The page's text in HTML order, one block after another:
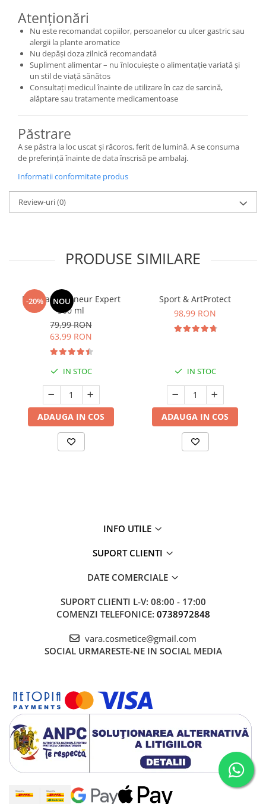
Atenționări
Nu este recomandat copiilor, persoanelor cu ulcer gastric sau
alergii la plante aromatice
Nu depăși doza zilnică recomandată
Supliment alimentar – nu înlocuiește o alimentație variată și
un stil de viață sănătos
Consultați medicul înainte de utilizare în caz de sarcină,
alăptare sau tratamente medicamentoase
Păstrare
A se păstra la loc uscat și răcoros, ferit de lumină. A se consuma
de preferință înainte de data înscrisă pe ambalaj.
Informatii conformitate produs
Review-uri(0)
PRODUSE SIMILARE
-20% NOU
Manhaē Draineur Expert
500 ml
79,99 RON
63,99 RON
IN STOC
ADAUGA IN COS
Sport & ArtProtect
98,99 RON
IN STOC
ADAUGA IN COS
INFO UTILE
SUPORT CLIENTI
DATE COMERCIALE
SUPORT CLIENTI L-V: 08:00 - 17:00
COMENZI TELEFONICE: 0738972848
vara.cosmetice@gmail.com
SOCIAL URMARESTE-NE IN SOCIAL MEDIA